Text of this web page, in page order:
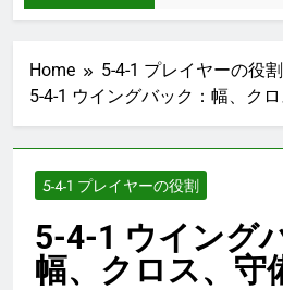
Home
5-4-1 プレイヤーの役割
5-4-1 ウイングバック：幅、ク
5-4-1 プレイヤーの役割
5-4-1 ウイング
幅、クロス、守